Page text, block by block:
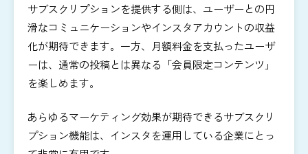
サブスクリプションを提供する側は、ユーザーとの円
滑なコミュニケーションやインスタアカウントの収益
化が期待できます。一方、月額料金を支払ったユーザ
ーは、通常の投稿とは異なる「会員限定コンテンツ」
を楽しめます。
あらゆるマーケティング効果が期待できるサブスクリ
プション機能は、インスタを運用している企業にとっ